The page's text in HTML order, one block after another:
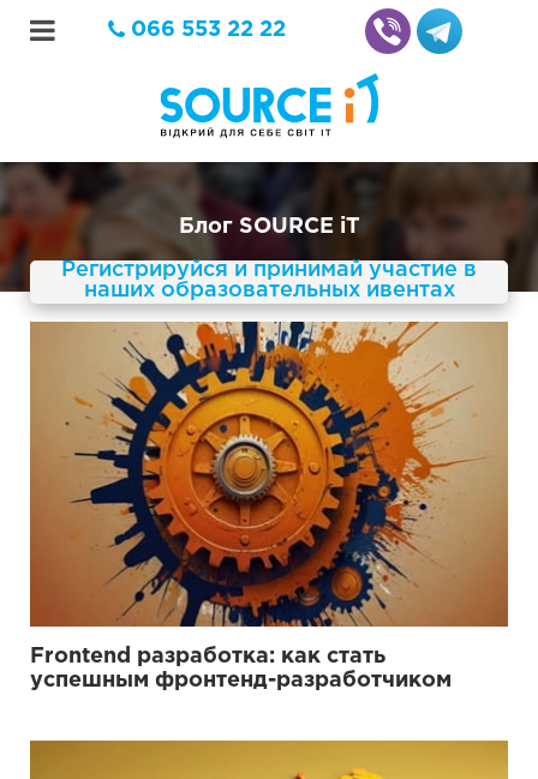
066 553 22 22
Блог SOURCE iT
Регистрируйся и принимай участие в
наших образовательных ивентах
Frontend разработка: как стать
успешным фронтенд-разработчиком